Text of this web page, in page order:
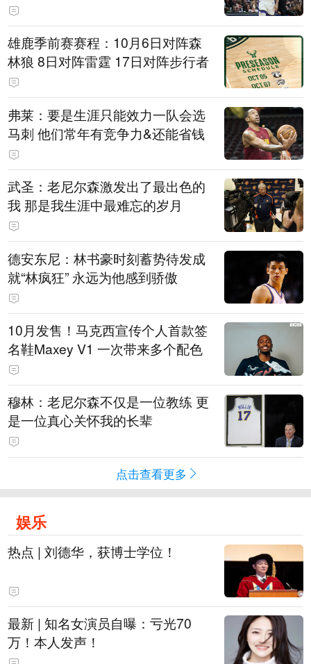
雄鹿季前赛赛程：10月6日对阵森
林狼 8日对阵雷霆 17日对阵步行者
弗莱：要是生涯只能效力一队会选
马刺 他们常年有竞争力&还能省钱
武圣：老尼尔森激发出了最出色的
我 那是我生涯中最难忘的岁月
德安东尼：林书豪时刻蓄势待发成
就“林疯狂” 永远为他感到骄傲
10月发售！马克西宣传个人首款签
名鞋Maxey V1 一次带来多个配色
穆林：老尼尔森不仅是一位教练 更
是一位真心关怀我的长辈
点击查看更多
娱乐
热点 | 刘德华，获博士学位！
最新 | 知名女演员自曝：亏光70
万！本人发声！